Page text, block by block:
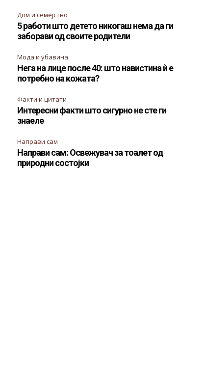
Дом и семејство
5 работи што детето никогаш нема да ги
заборави од своите родители
Мода и убавина
Нега на лице после 40: што навистина ѝ е
потребно на кожата?
Факти и цитати
Интересни факти што сигурно не сте ги
знаеле
Направи сам
Направи сам: Освежувач за тоалет од
природни состојки